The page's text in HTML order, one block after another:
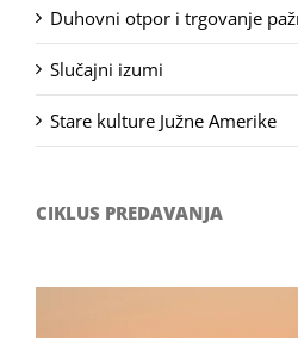
Duhovni otpor i trgovanje
Slučajni izumi
Stare kulture Južne Amerike
CIKLUS PREDAVANJA